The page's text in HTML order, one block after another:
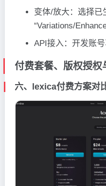
变体/放大：选择已
“Variations/
API接入：开发账
付费套餐、版权授权
六、lexica付费方案对